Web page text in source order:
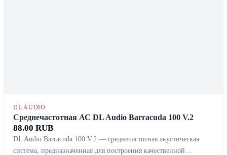
DL AUDIO
Среднечастотная АС DL Audio Barracuda 100 V.2
88.00 RUB
DL Audio Barracuda 100 V.2 — среднечастотная акустическая
система, предназначенная для построения качественной…